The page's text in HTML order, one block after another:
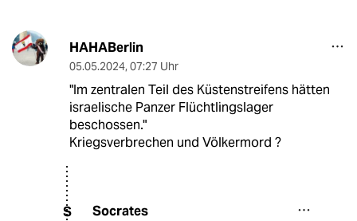
HAHABerlin
05.05.2024, 07:27 Uhr
"Im zentralen Teil des Küstenstreifens hätten
israelische Panzer Flüchtlingslager
beschossen."
Kriegsverbrechen und Völkermord ?
S Socrates